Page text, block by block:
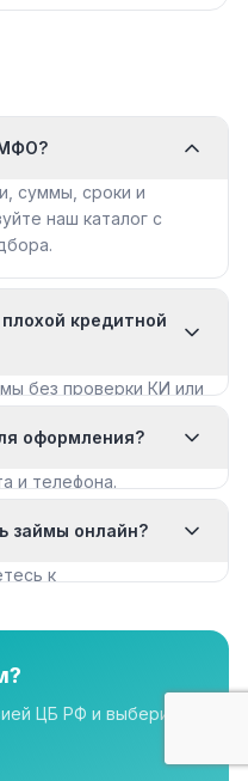
суммы, сроки и
наш каталог с
кредитной
без проверки КИ или
оформления?
и телефона.
займы онлайн?
к
имеют лицензию.
ЦБ РФ и выберите